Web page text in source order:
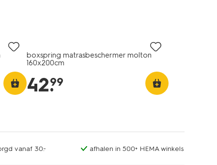
boxspring matrasbeschermer molton
160x200cm
42.
99
vanaf 30.- afhalen in 500+ HEMA winkels